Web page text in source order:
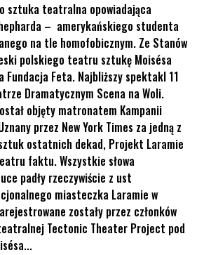
sztuka teatralna opowiadająca
– amerykańskiego studenta
na tle homofobicznym. Ze Stanów
polskiego teatru sztukę Moisésa
Fundacja Feta. Najbliższy spektakl 11
Dramatycznym Scena na Woli.
objęty matronatem Kampanii
przez New York Times za jedną z
ostatnich dekad, Projekt Laramie
faktu. Wszystkie słowa
padły rzeczywiście z ust
miasteczka Laramie w
zostały przez członków
Tectonic Theater Project pod